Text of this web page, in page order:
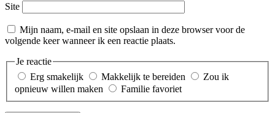
Site
Mijn naam, e-mail en site opslaan in deze browser voor de
volgende keer wanneer ik een reactie plaats.
Je reactie
Erg smakelijk
Makkelijk te bereiden
Zou ik
opnieuw willen maken
Familie favoriet